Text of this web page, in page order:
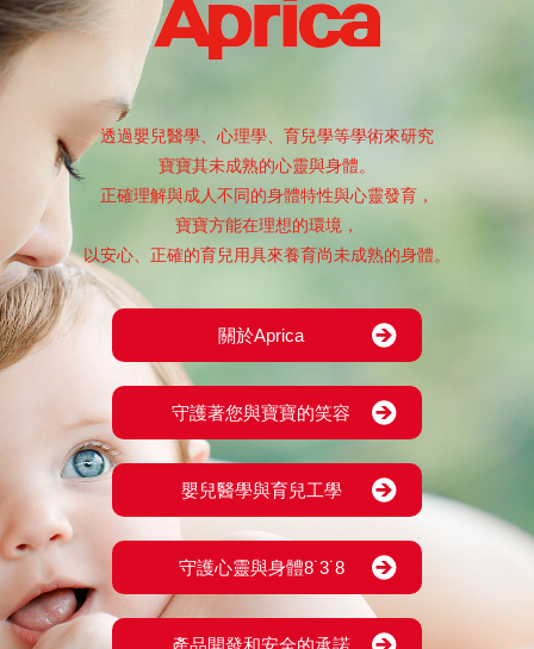
透過嬰兒醫學、心理學、育兒學等學術來研究
寶寶其未成熟的心靈與身體。
正確理解與成人不同的身體特性與心靈發育，
寶寶方能在理想的環境，
以安心、正確的育兒用具來養育尚未成熟的身體。
關於Aprica
守護著您與寶寶的笑容
嬰兒醫學與育兒工學
守護心靈與身體8˙3˙8
產品開發和安全的承諾